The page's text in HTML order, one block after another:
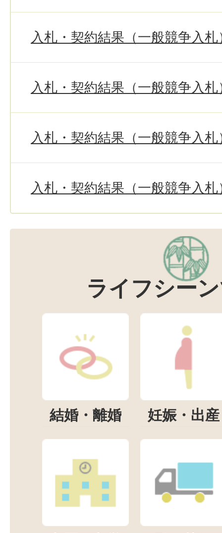
入札・契約結果（一般競争入
入札・契約結果（一般競争入
入札・契約結果（一般競争入
入札・契約結果（一般競争入
ライフシー
結婚・離婚 妊娠・出産